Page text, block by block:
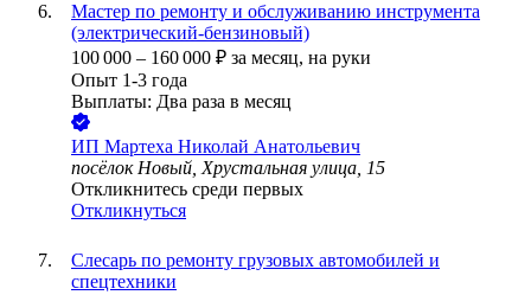
Мастер по ремонту и обслуживанию инструмента
(электрический-бензиновый)
100 000 – 160 000 ₽ за месяц, на руки
Опыт 1-3 года
Выплаты: Два раза в месяц
ИП Мартеха Николай Анатольевич
посёлок Новый, Хрустальная улица, 15
Откликнитесь среди первых
Откликнуться
Слесарь по ремонту грузовых автомобилей и
спецтехники